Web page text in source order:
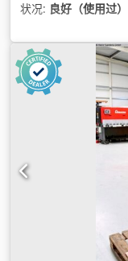
状况: 良好（使用过）